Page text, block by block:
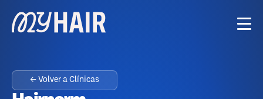
← Volver a Clínicas